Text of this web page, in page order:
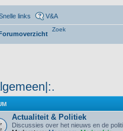
links V&A
Zoek
Actualiteit & Politiek
Discussies over het nieuws en de